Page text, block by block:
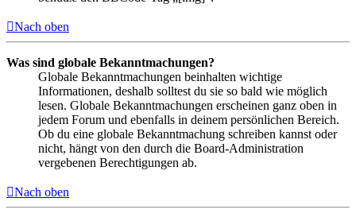
Nach oben
Was sind globale Bekanntmachungen?
Globale Bekanntmachungen beinhalten wichtige
Informationen, deshalb solltest du sie so bald wie möglich
lesen. Globale Bekanntmachungen erscheinen ganz oben in
jedem Forum und ebenfalls in deinem persönlichen Bereich.
Ob du eine globale Bekanntmachung schreiben kannst oder
nicht, hängt von den durch die Board-Administration
vergebenen Berechtigungen ab.
Nach oben